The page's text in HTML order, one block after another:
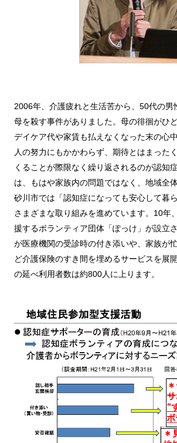
2006年、介護疲れと生活苦から、50代の男
母を殺す事件がありました。母の徘徊がひ
デイケア代や家賃も払えなくなった末の心
人の努力にもかかわらず、期待とはまった
くることが際限なく繰り返されるのが認知
は、もはや家族内の問題ではなく、地域全
砂川市では「認知症になっても安心して暮
さまざまな取り組みを進めています。10年
援するボランティア団体「ぽっけ」が設立
が医療機関の受診時の付き添いや、家族が
ど介護保険のすき間を埋めるサービスを展
の延べ利用者数は約800人に上ります。